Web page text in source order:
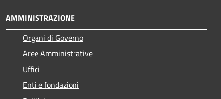
AMMINISTRAZIONE
Organi di Governo
Aree Amministrative
Uffici
Enti e fondazioni